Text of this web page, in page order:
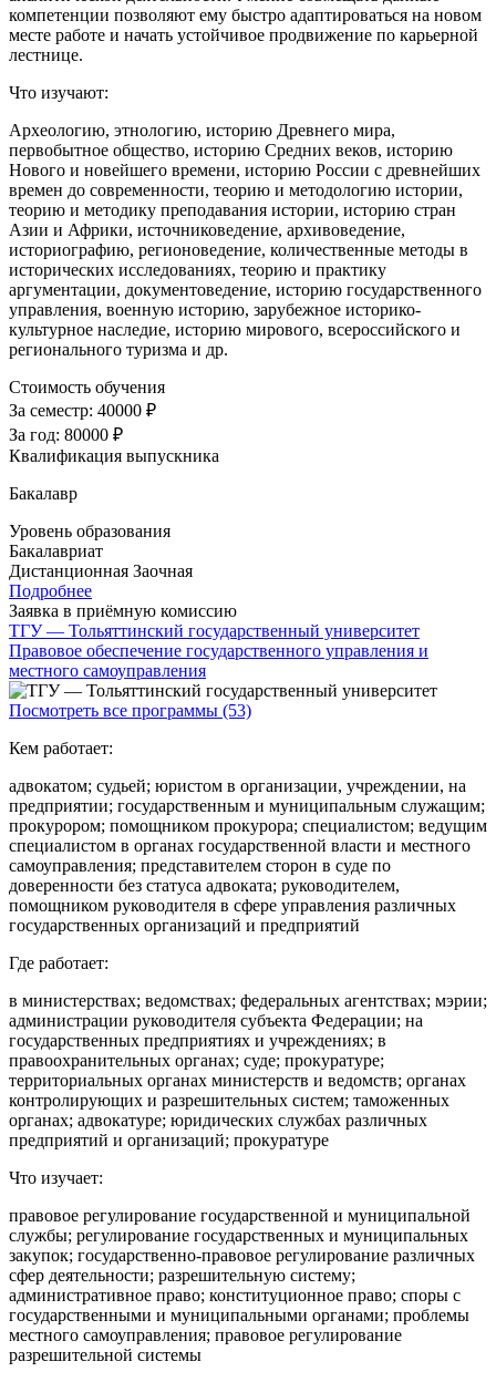
компетенции позволяют ему быстро адаптироваться на новом
месте работе и начать устойчивое продвижение по карьерной
лестнице.
Что изучают:
Археологию, этнологию, историю Древнего мира,
первобытное общество, историю Средних веков, историю
Нового и новейшего времени, историю России с древнейших
времен до современности, теорию и методологию истории,
теорию и методику преподавания истории, историю стран
Азии и Африки, источниковедение, архивоведение,
историографию, регионоведение, количественные методы в
исторических исследованиях, теорию и практику
аргументации, документоведение, историю государственного
управления, военную историю, зарубежное историко-
культурное наследие, историю мирового, всероссийского и
регионального туризма и др.
Стоимость обучения
За семестр: 40000 ₽
За год: 80000 ₽
Квалификация выпускника
Бакалавр
Уровень образования
Бакалавриат
Дистанционная Заочная
Подробнее
Заявка в приёмную комиссию
ТГУ — Тольяттинский государственный университет
Правовое обеспечение государственного управления и
местного самоуправления
Посмотреть все программы (53)
Кем работает:
адвокатом; судьей; юристом в организации, учреждении, на
предприятии; государственным и муниципальным служащим;
прокурором; помощником прокурора; специалистом; ведущим
специалистом в органах государственной власти и местного
самоуправления; представителем сторон в суде по
доверенности без статуса адвоката; руководителем,
помощником руководителя в сфере управления различных
государственных организаций и предприятий
Где работает:
в министерствах; ведомствах; федеральных агентствах; мэрии;
администрации руководителя субъекта Федерации; на
государственных предприятиях и учреждениях; в
правоохранительных органах; суде; прокуратуре;
территориальных органах министерств и ведомств; органах
контролирующих и разрешительных систем; таможенных
органах; адвокатуре; юридических службах различных
предприятий и организаций; прокуратуре
Что изучает:
правовое регулирование государственной и муниципальной
службы; регулирование государственных и муниципальных
закупок; государственно-правовое регулирование различных
сфер деятельности; разрешительную систему;
административное право; конституционное право; споры с
государственными и муниципальными органами; проблемы
местного самоуправления; правовое регулирование
разрешительной системы